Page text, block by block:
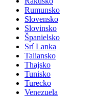
Rumunsko
Slovensko
Slovinsko
Španielsko
Srí Lanka
Taliansko
Thajsko
Tunisko
Turecko
Venezuela